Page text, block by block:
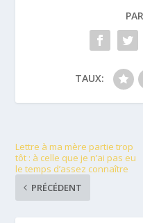
TAUX:
Lettre à ma mère partie trop
tôt : à celle que je n’ai pas eu
le temps d’assez connaître
PRÉCÉDENT